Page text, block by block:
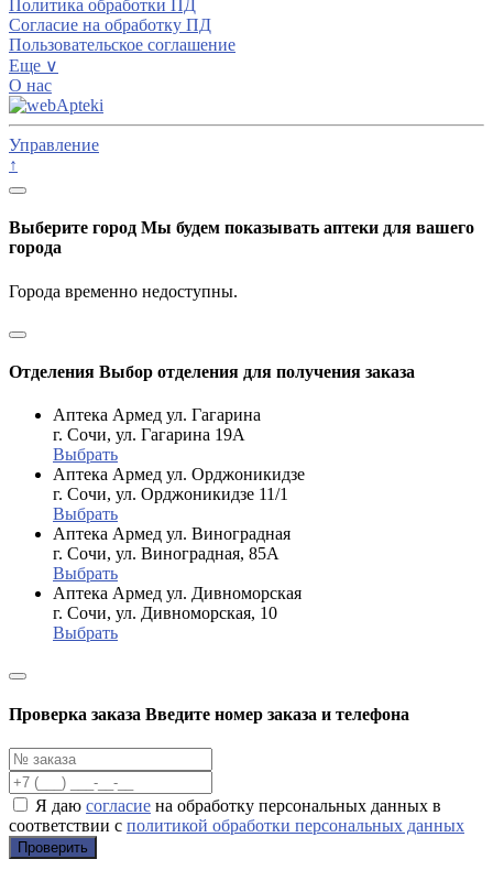
Политика обработки ПД
Согласие на обработку ПД
Пользовательское соглашение
Еще ∨
О нас
Управление
↑
Выберите город Мы будем показывать аптеки для вашего
города
Города временно недоступны.
Отделения Выбор отделения для получения заказа
Аптека Армед ул. Гагарина
г. Сочи, ул. Гагарина 19А
Выбрать
Аптека Армед ул. Орджоникидзе
г. Сочи, ул. Орджоникидзе 11/1
Выбрать
Аптека Армед ул. Виноградная
г. Сочи, ул. Виноградная, 85А
Выбрать
Аптека Армед ул. Дивноморская
г. Сочи, ул. Дивноморская, 10
Выбрать
Проверка заказа Введите номер заказа и телефона
Я даю согласие на обработку персональных данных в
соответствии с политикой обработки персональных данных
Проверить